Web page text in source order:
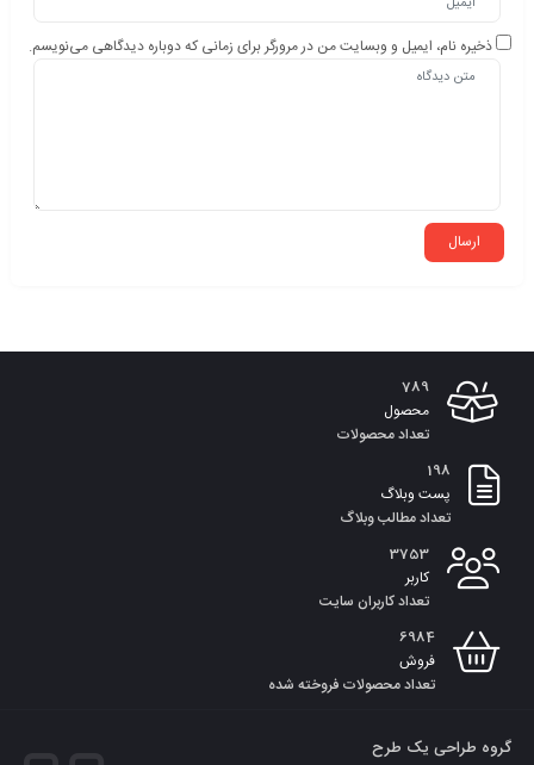
ذخیره نام، ایمیل و وبسایت من در مرورگر برای زمانی که دوباره دیدگاهی می‌نویسم.
789
محصول
تعداد محصولات
198
پست وبلاگ
تعداد مطالب وبلاگ
3753
کاربر
تعداد کاربران سایت
6984
فروش
تعداد محصولات فروخته شده
گروه طراحی یک طرح